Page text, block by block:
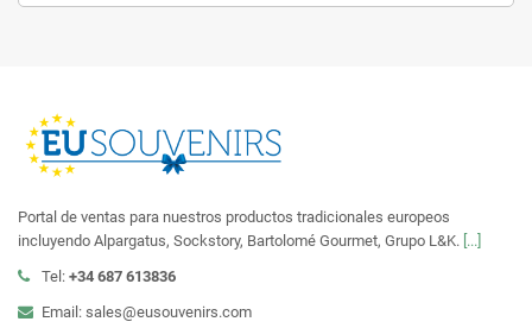
Portal de ventas para nuestros productos tradicionales europeos
incluyendo Alpargatus, Sockstory, Bartolomé Gourmet, Grupo L&K. [...]
Tel: +34 687 613836
Email: sales@eusouvenirs.com